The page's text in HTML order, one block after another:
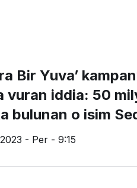
Bir Yuva’
vuran iddia: 50
bulunan o isim
- Per - 9:15